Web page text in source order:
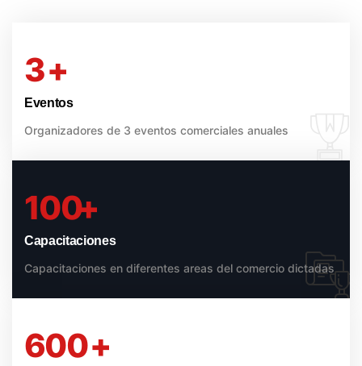
Licitación Privada Nº 8/2026 –Expediente
SIGED 107309/2026 – SIA Nº 1232/2026
las 10 horas se realizará
3+
Eventos
Organizadores de 3 eventos comerciales anuales
100+
Capacitaciones
Capacitaciones en diferentes areas del comercio dictadas
600+